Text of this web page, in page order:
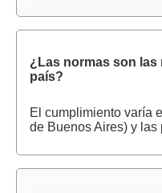
¿Las normas son las
país?
El cumplimiento varía
de Buenos Aires) y las